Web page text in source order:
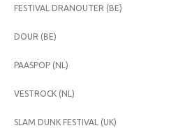
FESTIVAL DRANOUTER (BE)
DOUR (BE)
PAASPOP (NL)
VESTROCK (NL)
SLAM DUNK FESTIVAL (UK)